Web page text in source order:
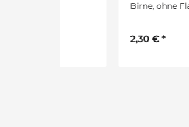
Birne, ohne Flackern, 2